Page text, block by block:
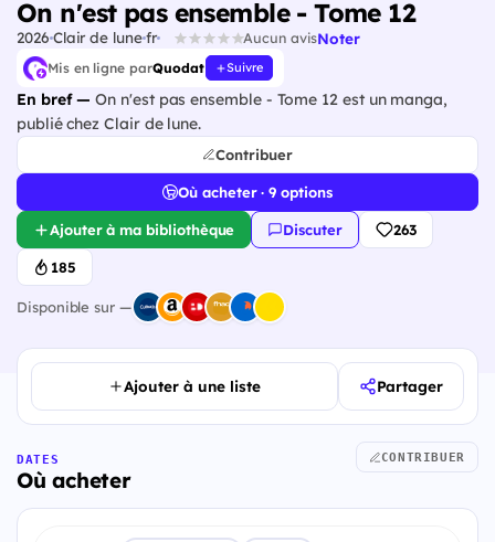
On n'est pas ensemble - Tome 12
2026 Clair de lunefr Aucun avisNoter
Mis en ligne parQuodat Suivre
En bref — On n'est pas ensemble - Tome 12 est un manga,
publié chez Clair de lune.
Contribuer
Où acheter · 9 options
Ajouter à ma bibliothèque Discuter 263
185
Disponible sur —
Ajouter à une liste Partager
DATES
Où acheter
CONTRIBUER